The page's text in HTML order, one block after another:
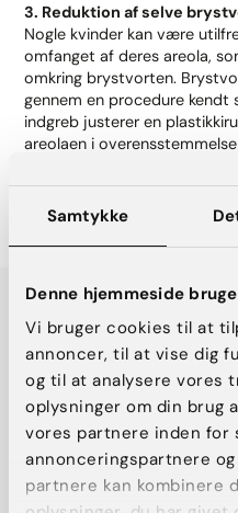
Samtykke
Denne hjemmeside
Vi bruger cookies til at
annoncer, til at vise dig
og til at analysere vores
oplysninger om din brug
vores partnere inden for
annonceringspartnere
partnere kan kombinere
3. Reduktion af selve
Nogle kvinder kan være
omfanget af deres areola,
omkring brystvorten.
gennem en procedure
indgreb justerer en
areolaen i
eller som en del af en
brystløft for at opnå et